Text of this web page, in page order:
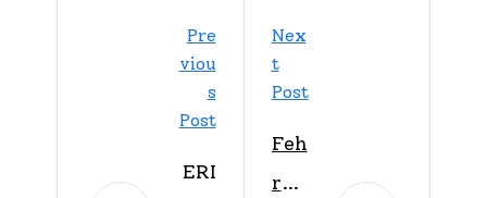
Pre
Viou
S
Post
ERI
Nex
T
Post
Feh
r